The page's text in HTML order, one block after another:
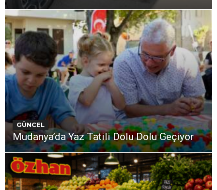
GÜNCEL
Mudanya’da Yaz Tatili Dolu Dolu Geçiyor